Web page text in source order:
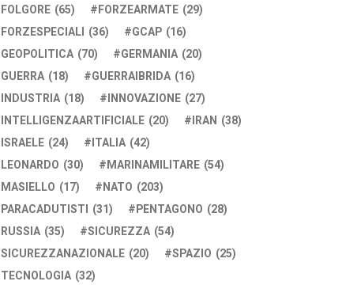
FOLGORE (65) FORZEARMATE (29)
FORZESPECIALI (36) GCAP (16)
GEOPOLITICA (70) GERMANIA (20)
GUERRA (18) GUERRAIBRIDA (16)
INDUSTRIA (18) INNOVAZIONE (27)
INTELLIGENZAARTIFICIALE (20) IRAN (38)
ISRAELE (24) ITALIA (42)
LEONARDO (30) MARINAMILITARE (54)
MASIELLO (17) NATO (203)
PARACADUTISTI (31) PENTAGONO (28)
RUSSIA (35) SICUREZZA (54)
SICUREZZANAZIONALE (20) SPAZIO (25)
TECNOLOGIA (32)